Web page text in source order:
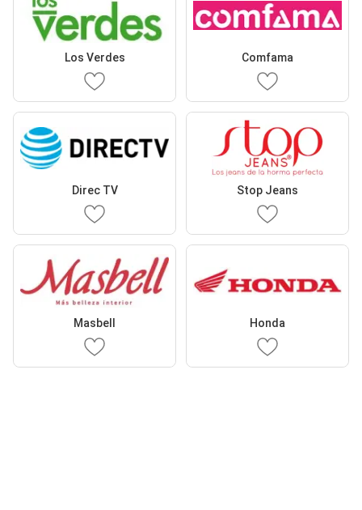
Los Verdes Comfama
Direc TV Stop Jeans
Masbell Honda